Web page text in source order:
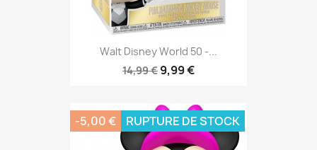
Walt Disney World 50 -...
14,99 € 9,99 €
-5,00 € RUPTURE DE STOCK